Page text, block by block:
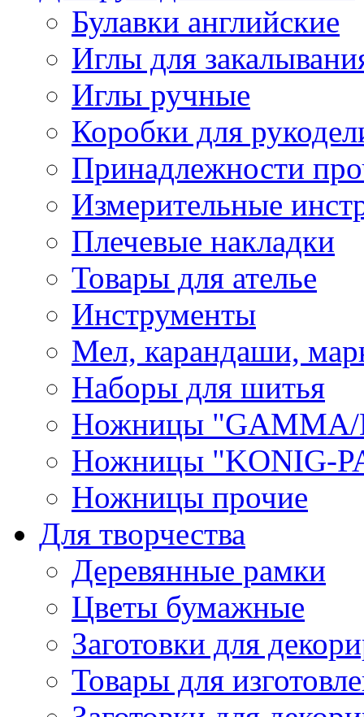
Булавки английские
Иглы для
Иглы ручные
Коробки для
Принадлежности
Измерительные
Плечевые накладки
Товары для ателье
Инструменты
Мел, карандаши,
Наборы для шитья
Ножницы "GAMMA/
Ножницы "KONIG-
Ножницы прочие
Для творчества
Деревянные рамки
Цветы бумажные
Заготовки для
Товары для